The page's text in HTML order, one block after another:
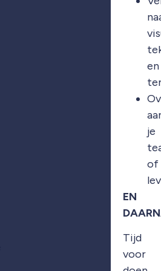
en
je
of
EN
Tijd
voor